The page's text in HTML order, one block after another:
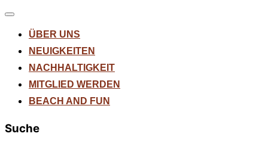
Navigation
umschalten
ÜBER UNS
NEUIGKEITEN
NACHHALTIGKEIT
MITGLIED WERDEN
BEACH AND FUN
Suche